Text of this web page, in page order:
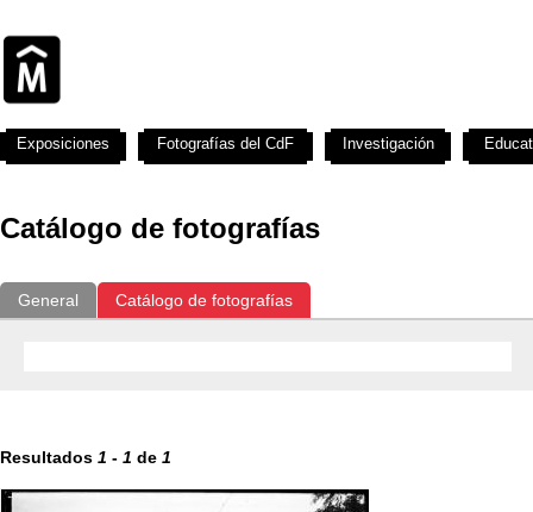
Catálogo de fotografías
General Catálogo de fotografías
Resultados 1 - 1 de 1
Exposiciones Fotografías del CdF Investigación